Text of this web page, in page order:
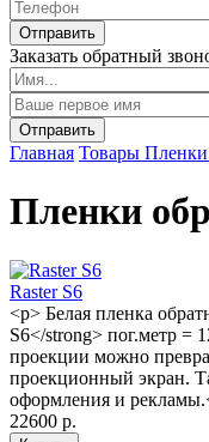
Отправить
Заказать обратный
Главная Товары Пленки
Пленки
Raster S6
<p> Белая пленка
S6</strong> пог.метр =
проекции можно
проекционный экран.
оформления и
22600 р.